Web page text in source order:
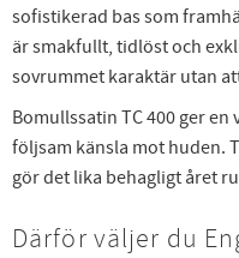
sofistikerad bas som
är smakfullt, tidlöst och
sovrummet karaktär utan
Bomullssatin TC 400 ger
följsam känsla mot huden.
gör det lika behagligt året
Därför väljer du